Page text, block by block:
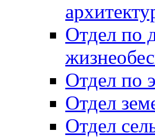
Отдел по
Отдел по
Отдел
Отдел